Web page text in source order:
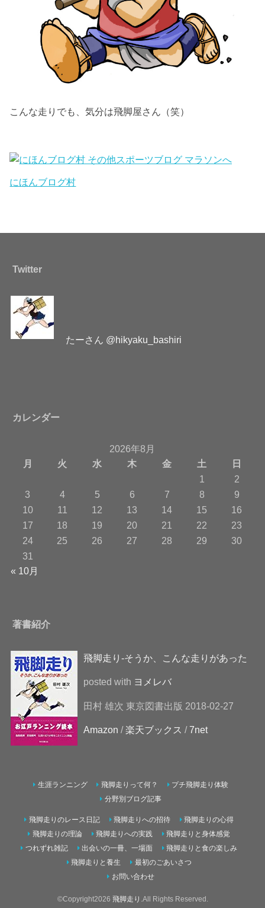
こんな走りでも、気分は飛脚屋さん（笑）
にほんブログ村
Twitter
たーさん @hikyaku_bashiri
カレンダー
2026年8月
月
火 水 木 金 土
日
1
2
3
4 5 6 7 8
9
10
11 12 13 14 15
16
17
18 19 20 21 22
23
24
25 26 27 28 29
30
31
« 10月
著書紹介
飛脚走り-そうか、こんな走りがあった
posted with ヨメレバ
田村 雄次 東京図書出版 2018-02-27
Amazon /楽天ブックス /7net
生涯ランニング 飛脚走りって何？
プチ飛脚走り体験
分野別ブログ記事
飛脚走りのレース日記 飛脚走りへの招待
飛脚走りの心得
飛脚走りの理論
飛脚走りへの実践
飛脚走りと身体感覚
つれずれ雑記
出会いの一冊、一場面
飛脚走りと食の楽しみ
飛脚走りと養生
最初のごあいさつ
お問い合わせ
©Copyright2026 飛脚走り .All Rights Reserved.